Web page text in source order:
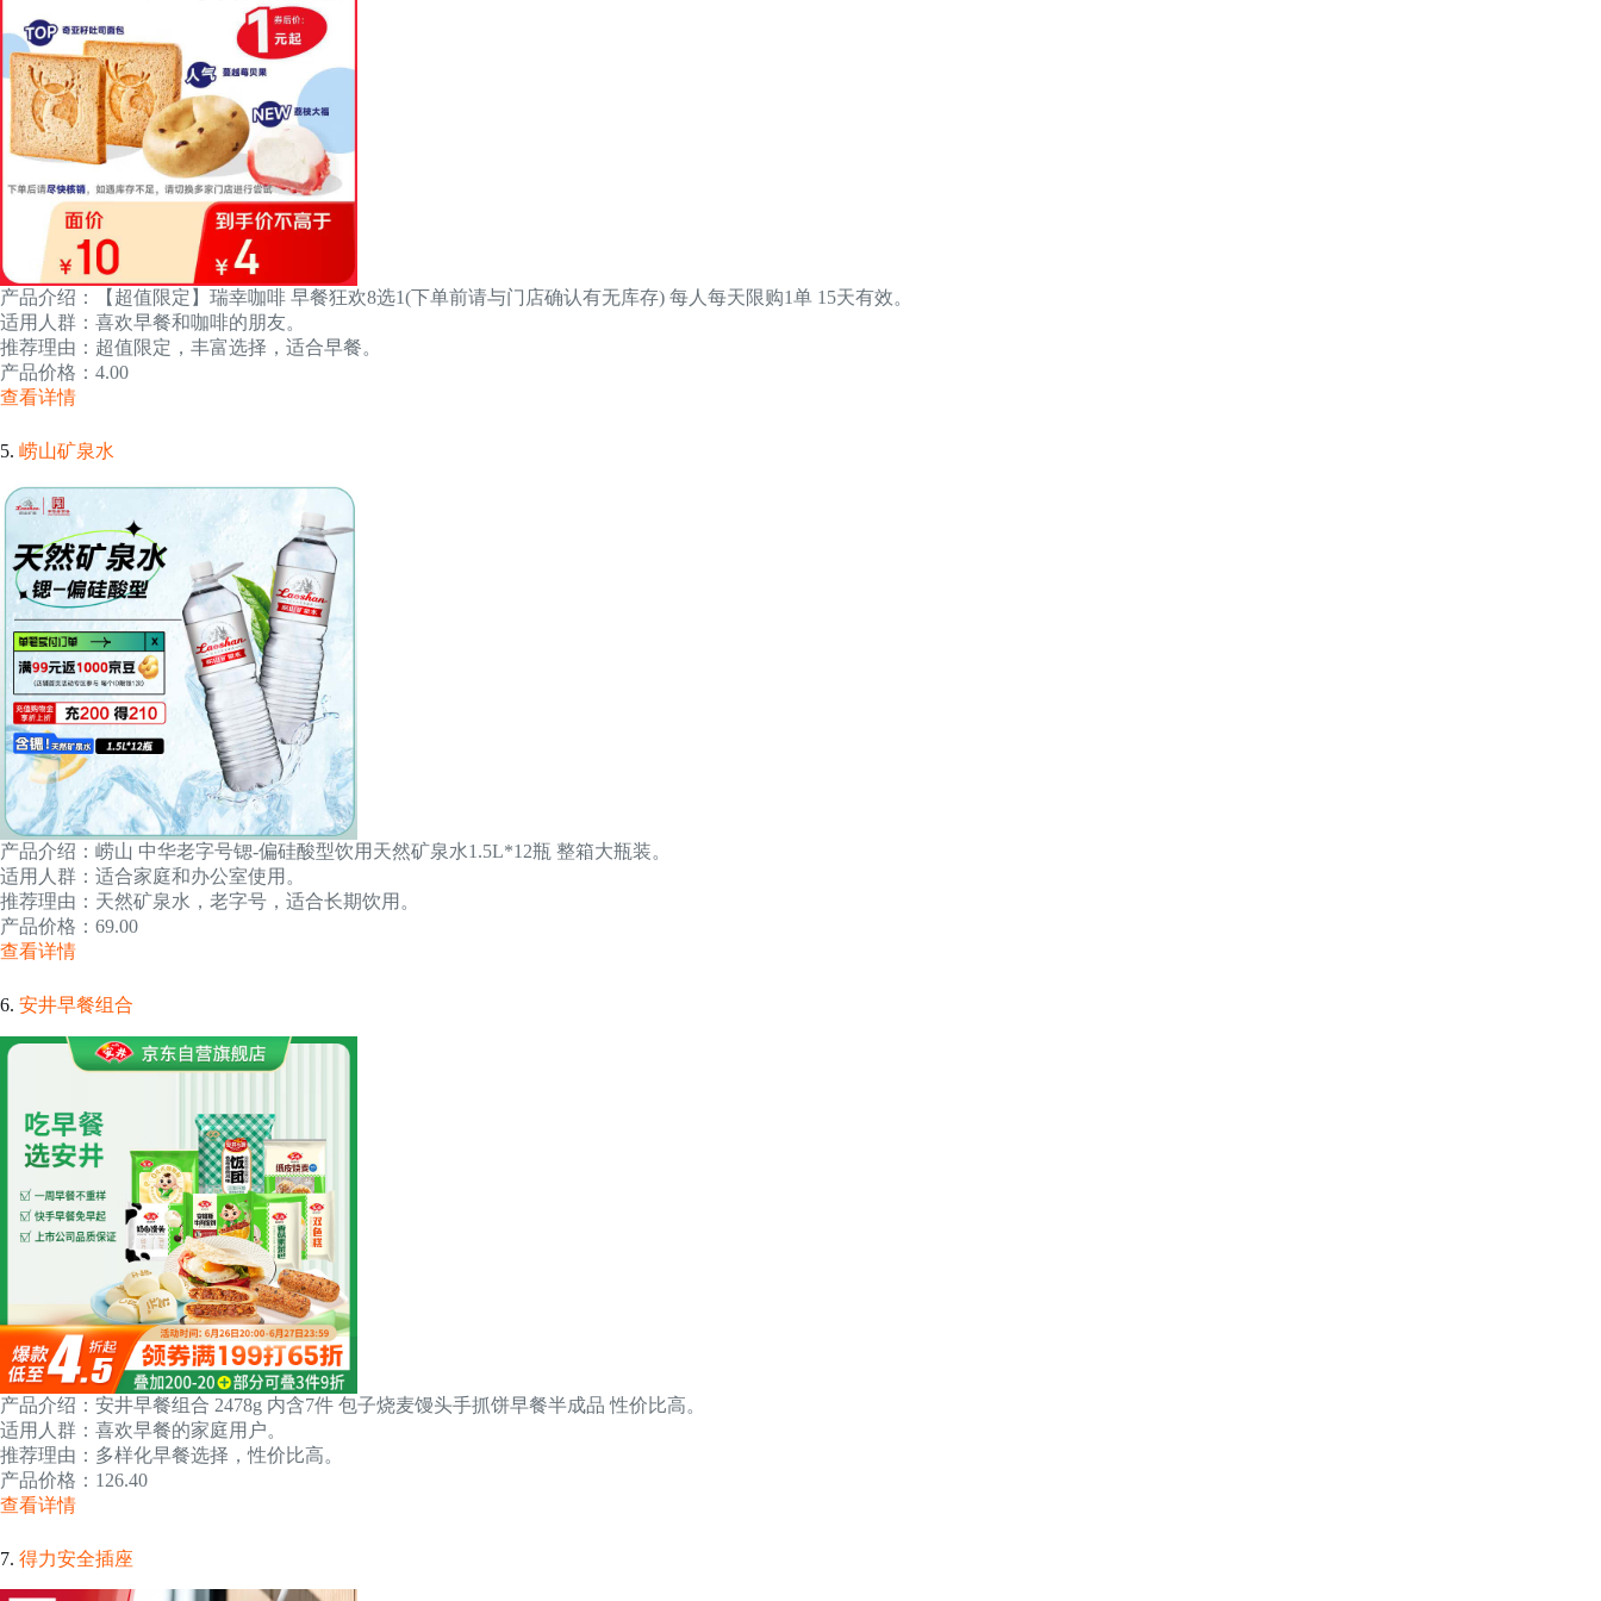
产品介绍：【超值限定】瑞幸咖啡 早餐狂欢8选1(下单前请与门店确认有无库存) 每人每天限购1单 15天有效。
适用人群：喜欢早餐和咖啡的朋友。
推荐理由：超值限定，丰富选择，适合早餐。
产品价格：4.00
查看详情
5. 崂山矿泉水
产品介绍：崂山 中华老字号锶-偏硅酸型饮用天然矿泉水1.5L*12瓶 整箱大瓶装。
适用人群：适合家庭和办公室使用。
推荐理由：天然矿泉水，老字号，适合长期饮用。
产品价格：69.00
查看详情
6. 安井早餐组合
产品介绍：安井早餐组合 2478g 内含7件 包子烧麦馒头手抓饼早餐半成品 性价比高。
适用人群：喜欢早餐的家庭用户。
推荐理由：多样化早餐选择，性价比高。
产品价格：126.40
查看详情
7. 得力安全插座